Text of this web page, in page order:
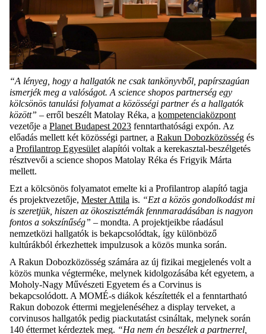
“A lényeg, hogy a hallgatók ne csak tankönyvből, papírszagúan
ismerjék meg a valóságot. A science shopos partnerség egy
kölcsönös tanulási folyamat a közösségi partner és a hallgatók
között” – erről beszélt Matolay Réka, a kompetenciaközpont
vezetője a Planet Budapest 2023 fenntarthatósági expón. Az
előadás mellett két közösségi partner, a Rakun Dobozközösség és
a Profilantrop Egyesület alapítói voltak a kerekasztal-beszélgetés
résztvevői a science shopos Matolay Réka és Frigyik Márta
mellett.
Ezt a kölcsönös folyamatot emelte ki a Profilantrop alapító tagja
és projektvezetője, Mester Attila is. “Ezt a közös gondolkodást mi
is szeretjük, hiszen az ökoszisztémák fennmaradásában is nagyon
fontos a sokszínűség” – mondta. A projektjeikbe ráadásul
nemzetközi hallgatók is bekapcsolódtak, így különböző
kultúrákból érkezhettek impulzusok a közös munka során.
A Rakun Dobozközösség számára az új fizikai megjelenés volt a
közös munka végterméke, melynek kidolgozásába két egyetem, a
Moholy-Nagy Művészeti Egyetem és a Corvinus is
bekapcsolódott. A MOMÉ-s diákok készítették el a fenntartható
Rakun dobozok éttermi megjelenéséhez a display terveket, a
corvinusos hallgatók pedig piackutatást csináltak, melynek során
140 éttermet kérdeztek meg. “Ha nem én beszélek a partnerrel,